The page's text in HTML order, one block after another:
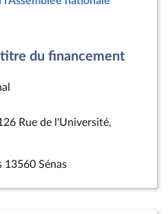
du financement
Rue de l'Université,
13560 Sénas